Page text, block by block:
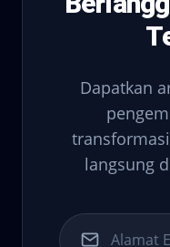
Dapatkan
langsung